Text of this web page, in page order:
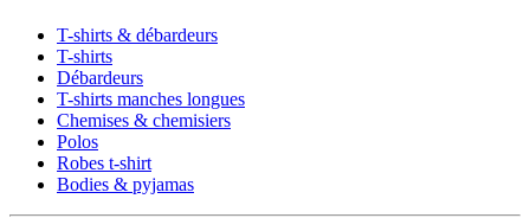
T-shirts & débardeurs
T-shirts
Débardeurs
T-shirts manches longues
Chemises & chemisiers
Polos
Robes t-shirt
Bodies & pyjamas